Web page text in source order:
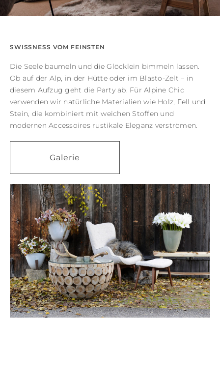
SWISSNESS VOM FEINSTEN
Die Seele baumeln und die Glöcklein bimmeln lassen.
Ob auf der Alp, in der Hütte oder im Blasto-Zelt – in
diesem Aufzug geht die Party ab. Für Alpine Chic
verwenden wir natürliche Materialien wie Holz, Fell und
Stein, die kombiniert mit weichen Stoffen und
modernen Accessoires rustikale Eleganz verströmen.
Galerie